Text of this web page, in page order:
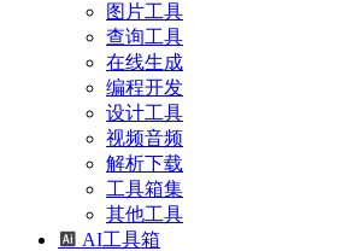
图片工具
查询工具
在线生成
编程开发
设计工具
视频音频
解析下载
工具箱集
其他工具
AI工具箱